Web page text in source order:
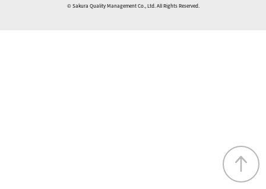
© Sakura Quality Management Co., Ltd. All Rights Reserved.